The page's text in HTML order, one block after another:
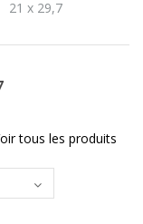
21 x 29,7
tous les produits